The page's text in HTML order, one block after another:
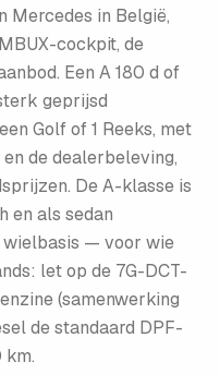
Mercedes in België,
cockpit, de
Een A 180 d of
geprijsd
Golf of 1 Reeks, met
de dealerbeleving,
De A-klasse is
en als sedan
wielbasis — voor wie
let op de 7G-DCT-
(samenwerking
de standaard DPF-
km.